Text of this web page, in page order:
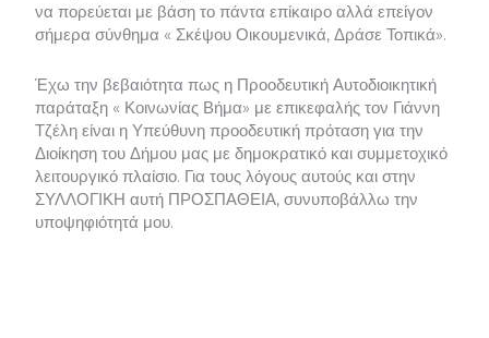
να πορεύεται με βάση το πάντα επίκαιρο αλλά επείγον
σήμερα σύνθημα « Σκέψου Οικουμενικά, Δράσε Τοπικά».
Έχω την βεβαιότητα πως η Προοδευτική Αυτοδιοικητική
παράταξη « Κοινωνίας Βήμα» με επικεφαλής τον Γιάννη
Τζέλη είναι η Υπεύθυνη προοδευτική πρόταση για την
Διοίκηση του Δήμου μας με δημοκρατικό και συμμετοχικό
λειτουργικό πλαίσιο. Για τους λόγους αυτούς και στην
ΣΥΛΛΟΓΙΚΗ αυτή ΠΡΟΣΠΑΘΕΙΑ, συνυποβάλλω την
υποψηφιότητά μου.